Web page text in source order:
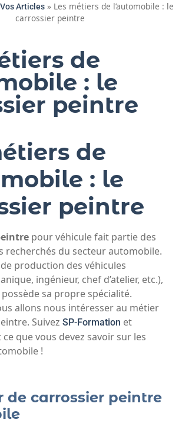
Vos Articles» Les métiers de l’automobile : le
carrossier peintre
de
: le
peintre
de
: le
peintre
pour véhicule fait partie des
recherchés du secteur automobile.
production des véhicules
ingénieur, chef d’atelier, etc.),
sa propre spécialité.
allons nous intéresser au métier
Suivez SP-Formation et
que vous devez savoir sur les
!
de carrossier peintre